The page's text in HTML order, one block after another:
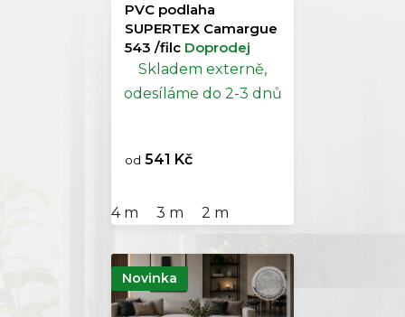
PVC podlaha
SUPERTEX Camargue
543 /filc Doprodej
Skladem externě,
odesíláme do 2-3 dnů
od 541 Kč
4 m 3 m 2 m
Novinka